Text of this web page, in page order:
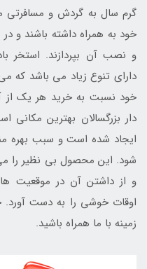
گرم سال به گردش و مسافرتی
خود به همراه داشته باشند و
و نصب آن بپردازند. استخر
دارای تنوع زیاد می باشد که
خود نسبت به خرید هر یک از
دار بزرگسالان بهترین
ایجاد شده است و سبب بهره
شود. این محصول بی نظیر را می
و از داشتن آن در موقعیت
اوقات خوشی را به دست
زمینه با ما همراه باشید.